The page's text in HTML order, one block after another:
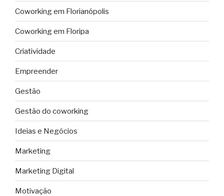
Coworking em Florianópolis
Coworking em Floripa
Criatividade
Empreender
Gestão
Gestão do coworking
Ideias e Negócios
Marketing
Marketing Digital
Motivação